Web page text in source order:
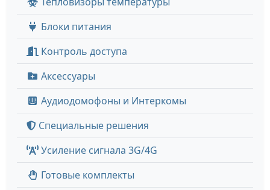
Блоки питания
Контроль доступа
Аксессуары
Аудиодомофоны и Интеркомы
Специальные решения
Усиление сигнала 3G/4G
Готовые комплекты